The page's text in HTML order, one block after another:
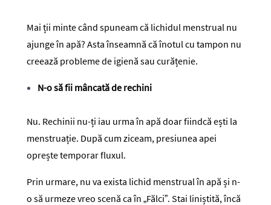
Mai ții minte când spuneam că lichidul menstrual nu
ajunge în apă? Asta înseamnă că înotul cu tampon nu
creează probleme de igienă sau curățenie.
N-o să fii mâncată de rechini
Nu. Rechinii nu-ți iau urma în apă doar fiindcă ești la
menstruație. După cum ziceam, presiunea apei
oprește temporar fluxul.
Prin urmare, nu va exista lichid menstrual în apă și n-
o să urmeze vreo scenă ca în „Fălci”. Stai liniștită, încă